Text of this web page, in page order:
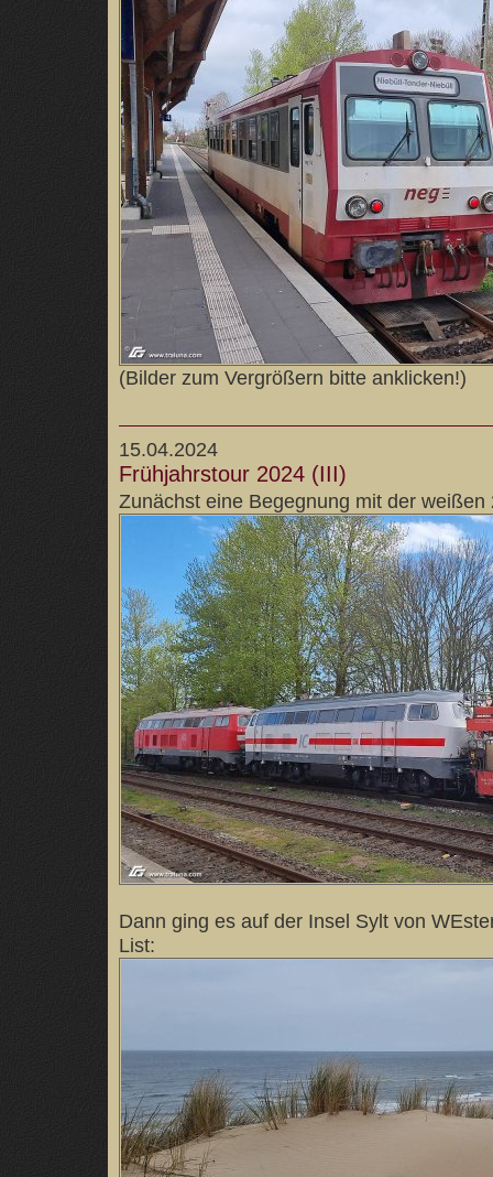
(Bilder zum Vergrößern bitte anklicken!)
15.04.2024
Frühjahrstour 2024 (III)
Zunächst eine Begegnung mit der weißen
Dann ging es auf der Insel Sylt von
List: